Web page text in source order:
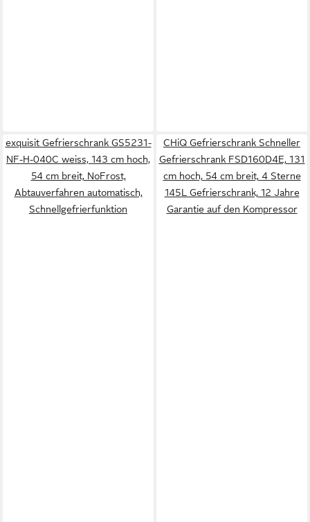
exquisit Gefrierschrank GS5231-
NF-H-040C weiss, 143 cm hoch,
54 cm breit, NoFrost,
Abtauverfahren automatisch,
Schnellgefrierfunktion
CHiQ Gefrierschrank Schneller
Gefrierschrank FSD160D4E, 131
cm hoch, 54 cm breit, 4 Sterne
145L Gefrierschrank, 12 Jahre
Garantie auf den Kompressor